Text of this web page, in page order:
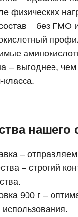
физических
– без ГМО
– выгоднее,
нашего
– отправляем
– строгий
900 г –